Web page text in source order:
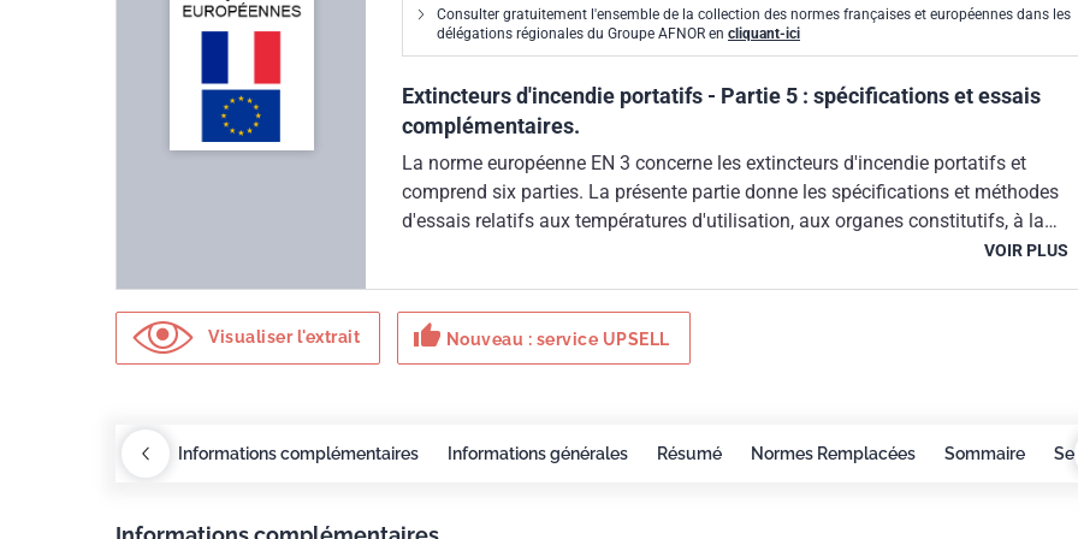
Consulter gratuitement l'ensemble de la collection des normes françaises et européennes dans les
délégations régionales du Groupe AFNOR en cliquant-ici
Extincteurs d'incendie portatifs - Partie 5 : spécifications et essais
complémentaires.
La norme européenne EN 3 concerne les extincteurs d'incendie portatifs et
comprend six parties. La présente partie donne les spécifications et méthodes
d'essais relatifs aux températures d'utilisation, aux organes constitutifs, à la
résistance à la corrosion, au support. Elle précise également l'identification de
VOIR PLUS
Visualiser l'extrait thumb_up Nouveau : service UPSELL
COBAZ Informations complémentaires Informations générales Résumé Normes Remplacées Sommaire